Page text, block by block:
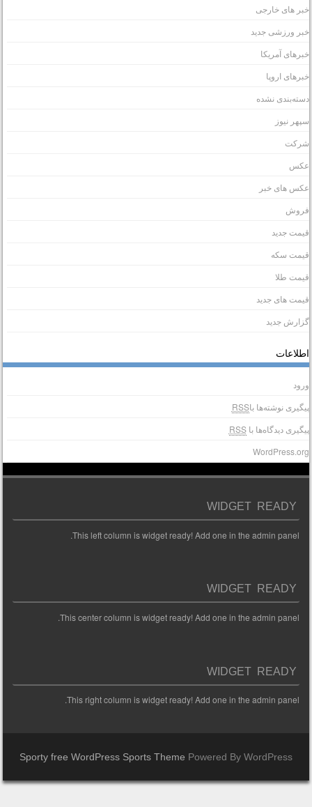
های خارجی
ورزشی جدید
آمریکا
اروپا
نشده
نیوز
های خبر
جدید
سکه
طلا
های جدید
جدید
نوشته‌ها باRSS
دیدگاه‌ها باRSS
WIDGET READY
This left column is widget ready! Add one in the admin panel.
WIDGET READY
This center column is widget ready! Add one in the admin panel.
WIDGET READY
This right column is widget ready! Add one in the admin panel.
Sporty free WordPress Sports ThemePowered By WordPress